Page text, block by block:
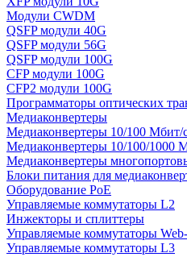
Модули CWDM
QSFP модули 40G
QSFP модули 56G
QSFP модули 100G
CFP модули 100G
CFP2 модули 100G
Программаторы оптических
Медиаконвертеры
Медиаконвертеры 10/100 Мбит/
Медиаконвертеры 10/100/1000
Медиаконвертеры
Блоки питания для
Оборудование PoE
Управляемые коммутаторы L2
Инжекторы и сплиттеры
Управляемые коммутаторы
Управляемые коммутаторы L3